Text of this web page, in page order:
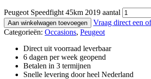
Peugeot Speedfight 45km 2019 aantal
Aan winkelwagen toevoegen
Vraag direct een
Categorieën: Occasions, Peugeot
Direct uit voorraad leverbaar
6 dagen per week geopend
Betalen in 3 termijnen
Snelle levering door heel Nederland